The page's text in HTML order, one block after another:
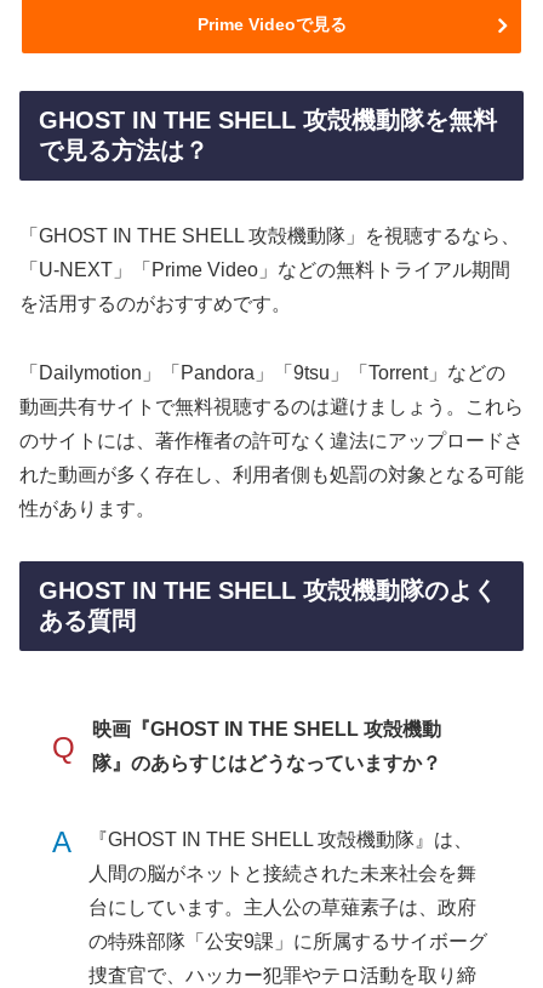
Prime Videoで見る
GHOST IN THE SHELL 攻殻機動隊を無料
で見る方法は？
「GHOST IN THE SHELL 攻殻機動隊」を視聴するなら、
「U-NEXT」「Prime Video」などの無料トライアル期間
を活用するのがおすすめです。
「Dailymotion」「Pandora」「9tsu」「Torrent」などの
動画共有サイトで無料視聴するのは避けましょう。これら
のサイトには、著作権者の許可なく違法にアップロードさ
れた動画が多く存在し、利用者側も処罰の対象となる可能
性があります。
GHOST IN THE SHELL 攻殻機動隊のよく
ある質問
Q
映画『GHOST IN THE SHELL 攻殻機動
隊』のあらすじはどうなっていますか？
A
『GHOST IN THE SHELL 攻殻機動隊』は、
人間の脳がネットと接続された未来社会を舞
台にしています。主人公の草薙素子は、政府
の特殊部隊「公安9課」に所属するサイボーグ
捜査官で、ハッカー犯罪やテロ活動を取り締